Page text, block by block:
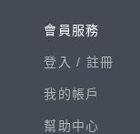
會員服務
登入 / 註冊
我的帳戶
幫助中心